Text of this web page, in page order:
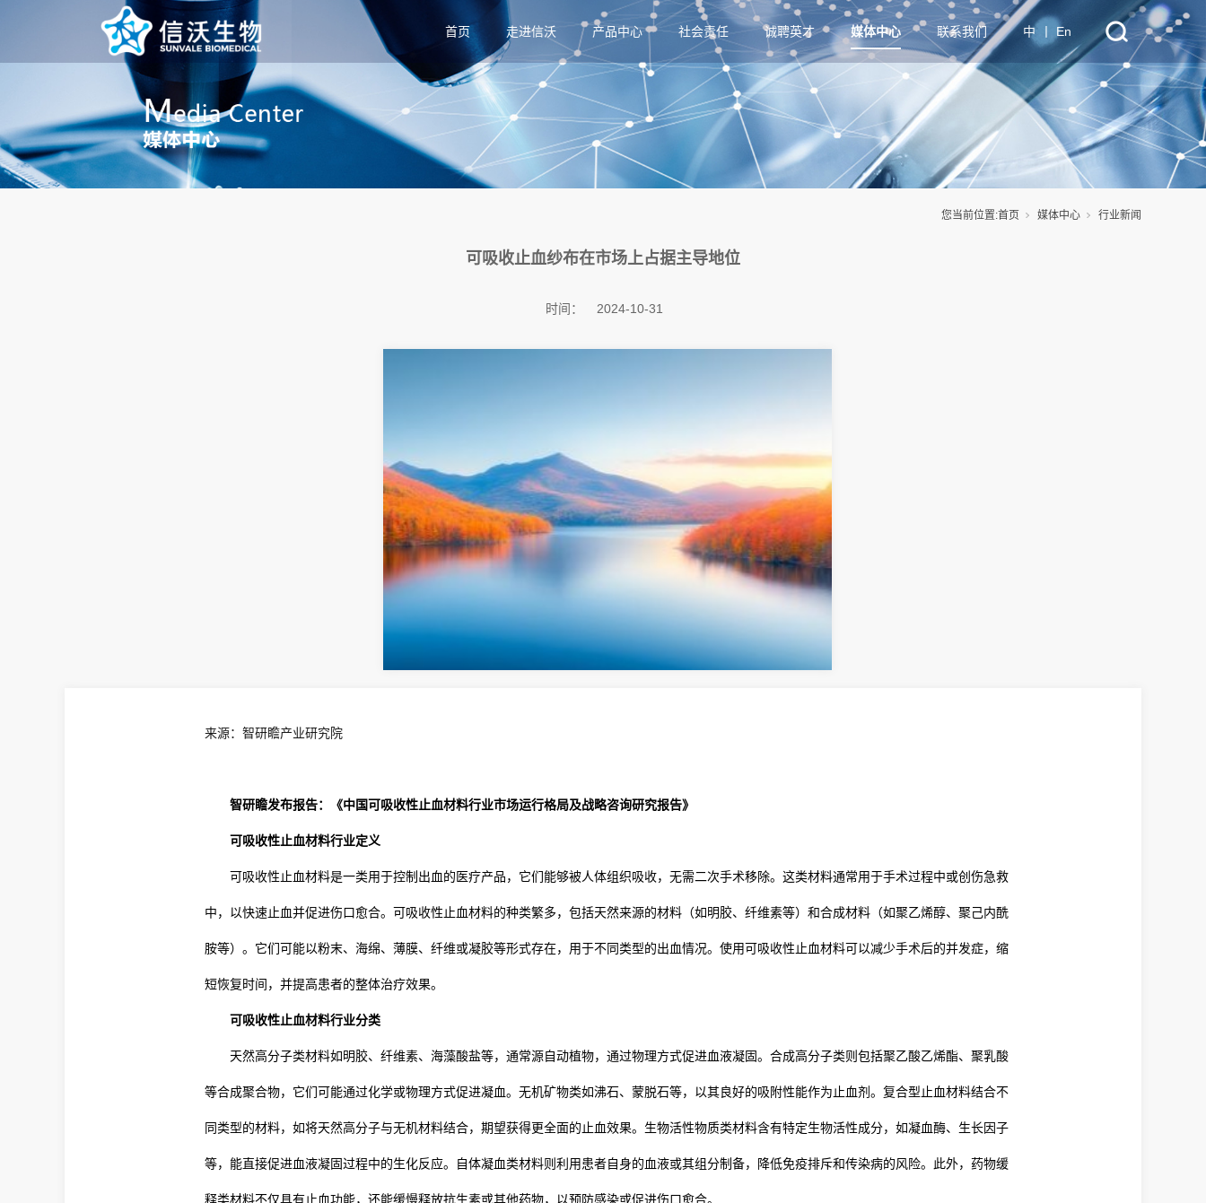
首页 走进信沃 产品中心 社会责任 诚聘英才 媒体中心 联系我们 中 En
您当前位置:首页 媒体中心 行业新闻
可吸收止血纱布在市场上占据主导地位
时间： 2024-10-31
来源：智研瞻产业研究院
智研瞻发布报告：《中国可吸收性止血材料行业市场运行格局及战略咨询研究报告》
可吸收性止血材料行业定义
可吸收性止血材料是一类用于控制出血的医疗产品，它们能够被人体组织吸收，无需二次手术移除。这类材料通常用于手术过程中或创伤急救
中，以快速止血并促进伤口愈合。可吸收性止血材料的种类繁多，包括天然来源的材料（如明胶、纤维素等）和合成材料（如聚乙烯醇、聚己内酰
胺等）。它们可能以粉末、海绵、薄膜、纤维或凝胶等形式存在，用于不同类型的出血情况。使用可吸收性止血材料可以减少手术后的并发症，缩
短恢复时间，并提高患者的整体治疗效果。
可吸收性止血材料行业分类
天然高分子类材料如明胶、纤维素、海藻酸盐等，通常源自动植物，通过物理方式促进血液凝固。合成高分子类则包括聚乙酸乙烯酯、聚乳酸
等合成聚合物，它们可能通过化学或物理方式促进凝血。无机矿物类如沸石、蒙脱石等，以其良好的吸附性能作为止血剂。复合型止血材料结合不
同类型的材料，如将天然高分子与无机材料结合，期望获得更全面的止血效果。生物活性物质类材料含有特定生物活性成分，如凝血酶、生长因子
等，能直接促进血液凝固过程中的生化反应。自体凝血类材料则利用患者自身的血液或其组分制备，降低免疫排斥和传染病的风险。此外，药物缓
释类材料不仅具有止血功能，还能缓慢释放抗生素或其他药物，以预防感染或促进伤口愈合。